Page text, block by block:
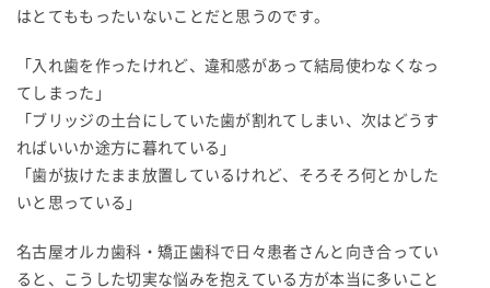
はとてももったいないことだと思うのです。
「入れ歯を作ったけれど、違和感があって結局使わなくなっ
てしまった」
「ブリッジの土台にしていた歯が割れてしまい、次はどうす
ればいいか途方に暮れている」
「歯が抜けたまま放置しているけれど、そろそろ何とかした
いと思っている」
名古屋オルカ歯科・矯正歯科で日々患者さんと向き合ってい
ると、こうした切実な悩みを抱えている方が本当に多いこと